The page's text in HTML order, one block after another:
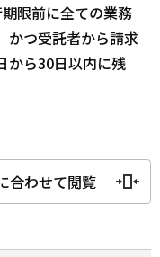
限前に全ての業務
かつ受託者から請求
から30日以内に残
合わせて閲覧